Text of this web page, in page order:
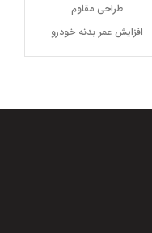
طراحی مقاوم
افزایش عمر بدنه خودرو
کاهش هزینه‌های نگهداری